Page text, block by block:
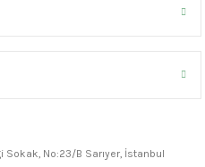
No:23/B Sarıyer, İstanbul